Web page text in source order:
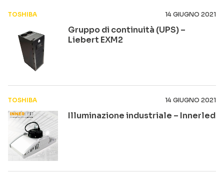
TOSHIBA 14 GIUGNO 2021
Gruppo di continuità (UPS) –
Liebert EXM2
TOSHIBA 14 GIUGNO 2021
Illuminazione industriale – Innerled